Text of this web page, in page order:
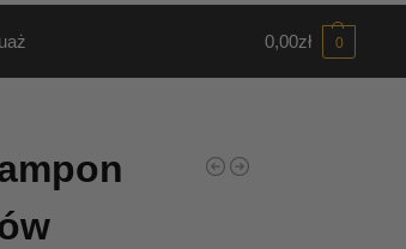
0,00zł 0